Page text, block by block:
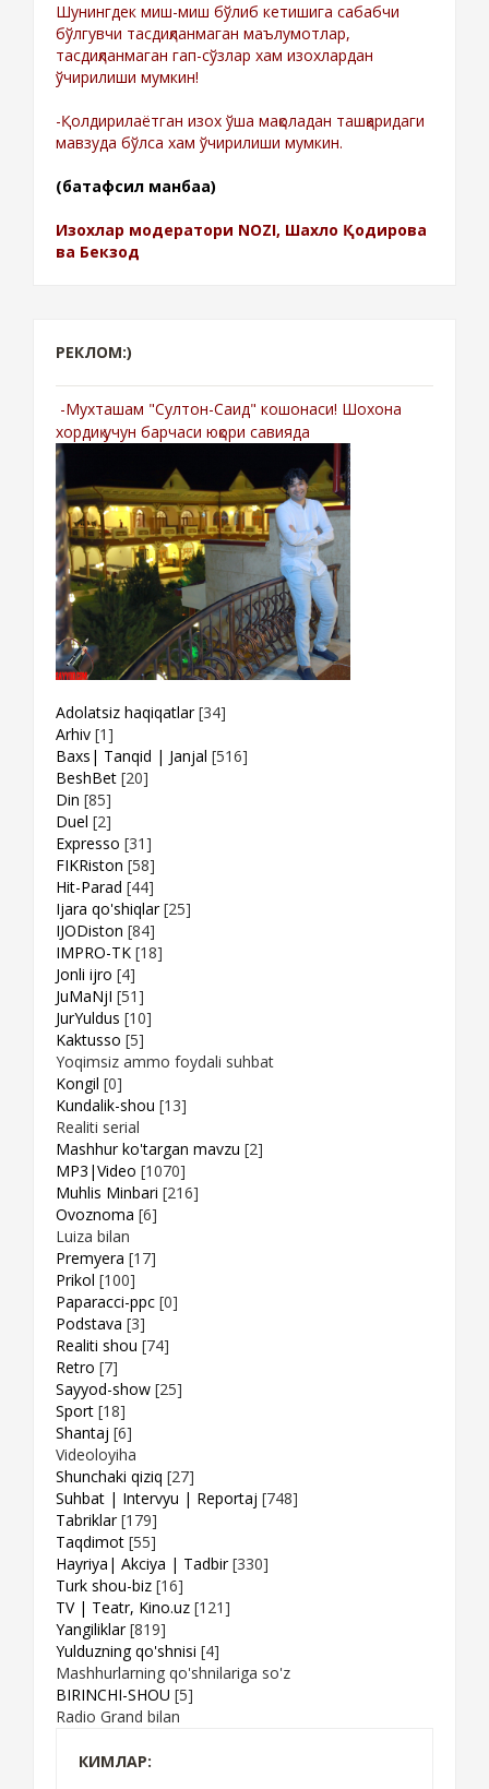
Шунингдек миш-миш бўлиб кетишига сабабчи
бўлгувчи тасдиқланмаган маълумотлар,
тасдиқланмаган гап-сўзлар хам изохлардан
ўчирилиши мумкин!
-Қолдирилаётган изох ўша мақоладан ташқаридаги
мавзуда бўлса хам ўчирилиши мумкин.
(батафсил манбаа)
Изохлар модератори NOZI, Шахло Қодирова
ва Бекзод
РЕКЛОМ:)
-Мухташам "Султон-Саид" кошонаси! Шохона
хордиқ учун барчаси юқори савияда
Adolatsiz haqiqatlar [34]
Arhiv [1]
Baxs| Tanqid | Janjal [516]
BeshBet [20]
Din [85]
Duel [2]
Expresso [31]
FIKRiston [58]
Hit-Parad [44]
Ijara qo'shiqlar [25]
IJODiston [84]
IMPRO-TK [18]
Jonli ijro [4]
JuMaNjI [51]
JurYuldus [10]
Kaktusso [5]
Yoqimsiz ammo foydali suhbat
Kongil [0]
Kundalik-shou [13]
Realiti serial
Mashhur ko'targan mavzu [2]
MP3|Video [1070]
Muhlis Minbari [216]
Ovoznoma [6]
Luiza bilan
Premyera [17]
Prikol [100]
Paparacci-ppc [0]
Podstava [3]
Realiti shou [74]
Retro [7]
Sayyod-show [25]
Sport [18]
Shantaj [6]
Videoloyiha
Shunchaki qiziq [27]
Suhbat | Intervyu | Reportaj [748]
Tabriklar [179]
Taqdimot [55]
Hayriya| Akciya | Tadbir [330]
Turk shou-biz [16]
TV | Teatr, Kino.uz [121]
Yangiliklar [819]
Yulduzning qo'shnisi [4]
Mashhurlarning qo'shnilariga so'z
BIRINCHI-SHOU [5]
Radio Grand bilan
КИМЛАР: